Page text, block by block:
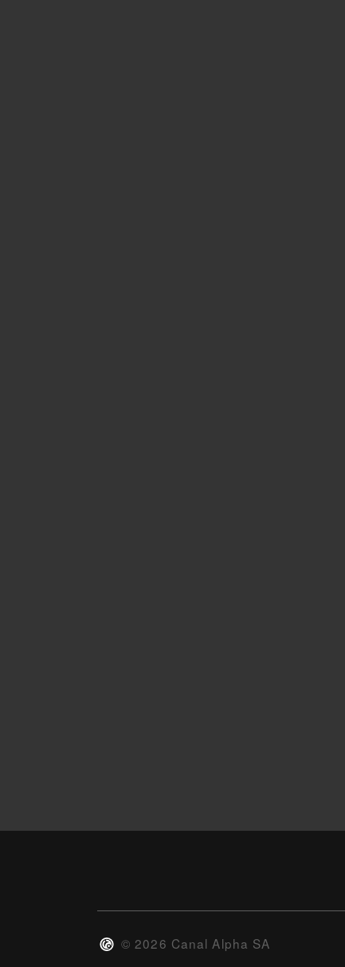
© 2026 Canal Alpha SA